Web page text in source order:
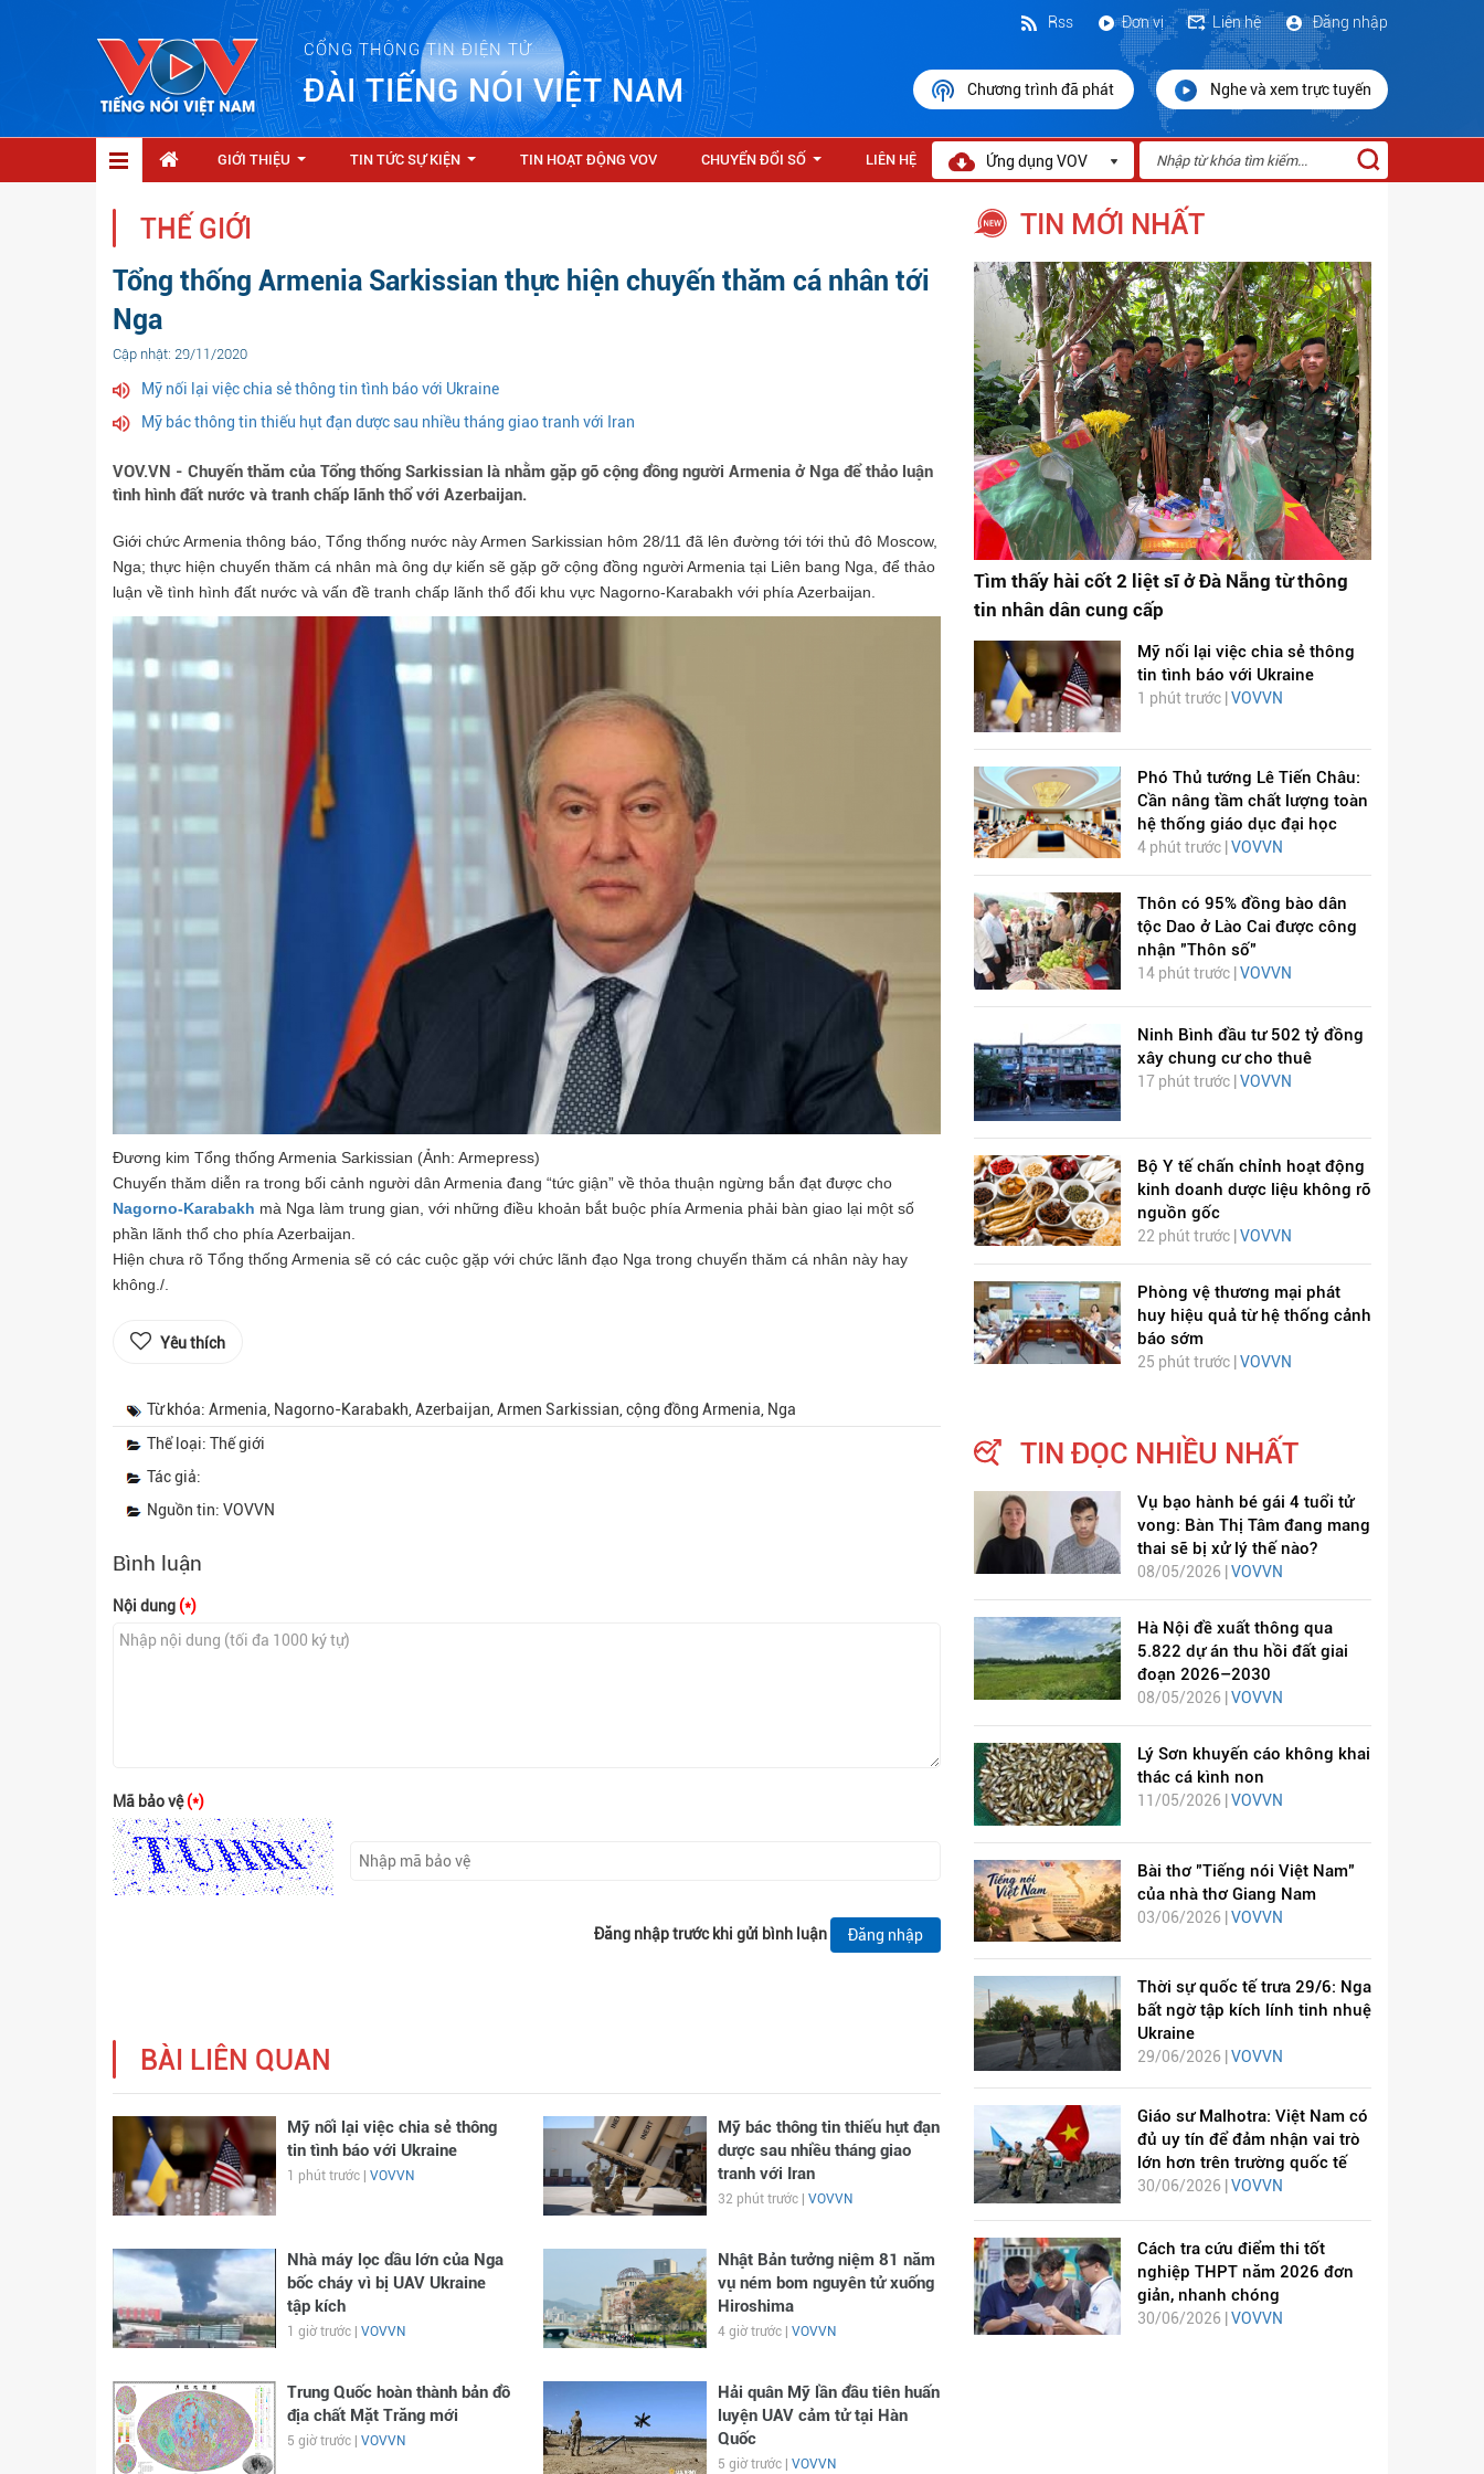
CỔNG THÔNG TIN ĐIỆN TỬ
ĐÀI TIẾNG NÓI VIỆT NAM
Đăng nhập
Liên hệ
Đơn vị
Rss
Chương trình đã phát Nghe và xem trực tuyến
GIỚI THIỆU TIN TỨC SỰ KIỆN TIN HOẠT ĐỘNG VOV CHUYỂN ĐỔI SỐ LIÊN HỆ Ứng dụng VOV
THẾ GIỚI
Tổng thống Armenia Sarkissian thực hiện chuyến thăm cá nhân tới
Nga
Cập nhật: 29/11/2020
Mỹ nối lại việc chia sẻ thông tin tình báo với Ukraine
Mỹ bác thông tin thiếu hụt đạn dược sau nhiều tháng giao tranh với Iran
VOV.VN - Chuyến thăm của Tổng thống Sarkissian là nhằm gặp gỡ cộng đồng người Armenia ở Nga để thảo luận
tình hình đất nước và tranh chấp lãnh thổ với Azerbaijan.
Giới chức Armenia thông báo, Tổng thống nước này Armen Sarkissian hôm 28/11 đã lên đường tới tới thủ đô Moscow,
Nga; thực hiện chuyến thăm cá nhân mà ông dự kiến sẽ gặp gỡ cộng đồng người Armenia tại Liên bang Nga, để thảo
luận về tình hình đất nước và vấn đề tranh chấp lãnh thổ đối khu vực Nagorno-Karabakh với phía Azerbaijan.
Đương kim Tổng thống Armenia Sarkissian (Ảnh: Armepress)
Chuyến thăm diễn ra trong bối cảnh người dân Armenia đang “tức giận” về thỏa thuận ngừng bắn đạt được cho
Nagorno-Karabakh mà Nga làm trung gian, với những điều khoản bắt buộc phía Armenia phải bàn giao lại một số
phần lãnh thổ cho phía Azerbaijan.
Hiện chưa rõ Tổng thống Armenia sẽ có các cuộc gặp với chức lãnh đạo Nga trong chuyến thăm cá nhân này hay
không./.
Yêu thích
Từ khóa: Armenia, Nagorno-Karabakh, Azerbaijan, Armen Sarkissian, cộng đồng Armenia, Nga
Thể loại: Thế giới
Tác giả:
Nguồn tin: VOVVN
Bình luận
Nội dung (*)
Mã bảo vệ(*)
Đăng nhập trước khi gửi bình luận Đăng nhập
BÀI LIÊN QUAN
Mỹ nối lại việc chia sẻ thông
tin tình báo với Ukraine
1 phút trước | VOVVN
Mỹ bác thông tin thiếu hụt đạn
dược sau nhiều tháng giao
tranh với Iran
32 phút trước | VOVVN
Nhà máy lọc dầu lớn của Nga
bốc cháy vì bị UAV Ukraine
tập kích
1 giờ trước | VOVVN
Nhật Bản tưởng niệm 81 năm
vụ ném bom nguyên tử xuống
Hiroshima
4 giờ trước | VOVVN
Trung Quốc hoàn thành bản đồ
địa chất Mặt Trăng mới
5 giờ trước | VOVVN
Hải quân Mỹ lần đầu tiên huấn
luyện UAV cảm tử tại Hàn
Quốc
5 giờ trước | VOVVN
TIN MỚI NHẤT
Tìm thấy hài cốt 2 liệt sĩ ở Đà Nẵng từ thông
tin nhân dân cung cấp
Mỹ nối lại việc chia sẻ thông
tin tình báo với Ukraine
1 phút trước | VOVVN
Phó Thủ tướng Lê Tiến Châu:
Cần nâng tầm chất lượng toàn
hệ thống giáo dục đại học
4 phút trước | VOVVN
Thôn có 95% đồng bào dân
tộc Dao ở Lào Cai được công
nhận "Thôn số"
14 phút trước | VOVVN
Ninh Bình đầu tư 502 tỷ đồng
xây chung cư cho thuê
17 phút trước | VOVVN
Bộ Y tế chấn chỉnh hoạt động
kinh doanh dược liệu không rõ
nguồn gốc
22 phút trước | VOVVN
Phòng vệ thương mại phát
huy hiệu quả từ hệ thống cảnh
báo sớm
25 phút trước | VOVVN
TIN ĐỌC NHIỀU NHẤT
Vụ bạo hành bé gái 4 tuổi tử
vong: Bàn Thị Tâm đang mang
thai sẽ bị xử lý thế nào?
08/05/2026 | VOVVN
Hà Nội đề xuất thông qua
5.822 dự án thu hồi đất giai
đoạn 2026–2030
08/05/2026 | VOVVN
Lý Sơn khuyến cáo không khai
thác cá kình non
11/05/2026 | VOVVN
Bài thơ "Tiếng nói Việt Nam"
của nhà thơ Giang Nam
03/06/2026 | VOVVN
Thời sự quốc tế trưa 29/6: Nga
bất ngờ tập kích lính tinh nhuệ
Ukraine
29/06/2026 | VOVVN
Giáo sư Malhotra: Việt Nam có
đủ uy tín để đảm nhận vai trò
lớn hơn trên trường quốc tế
30/06/2026 | VOVVN
Cách tra cứu điểm thi tốt
nghiệp THPT năm 2026 đơn
giản, nhanh chóng
30/06/2026 | VOVVN